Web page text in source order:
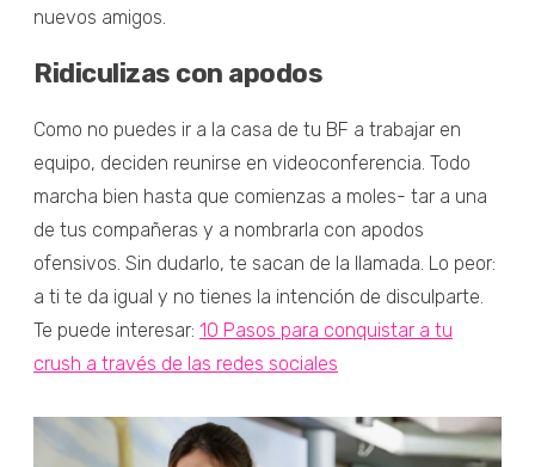
nuevos amigos.
Ridiculizas con apodos
Como no puedes ir a la casa de tu BF a trabajar en
equipo, deciden reunirse en videoconferencia. Todo
marcha bien hasta que comienzas a moles- tar a una
de tus compañeras y a nombrarla con apodos
ofensivos. Sin dudarlo, te sacan de la llamada. Lo peor:
a ti te da igual y no tienes la intención de disculparte.
Te puede interesar: 10 Pasos para conquistar a tu
crush a través de las redes sociales